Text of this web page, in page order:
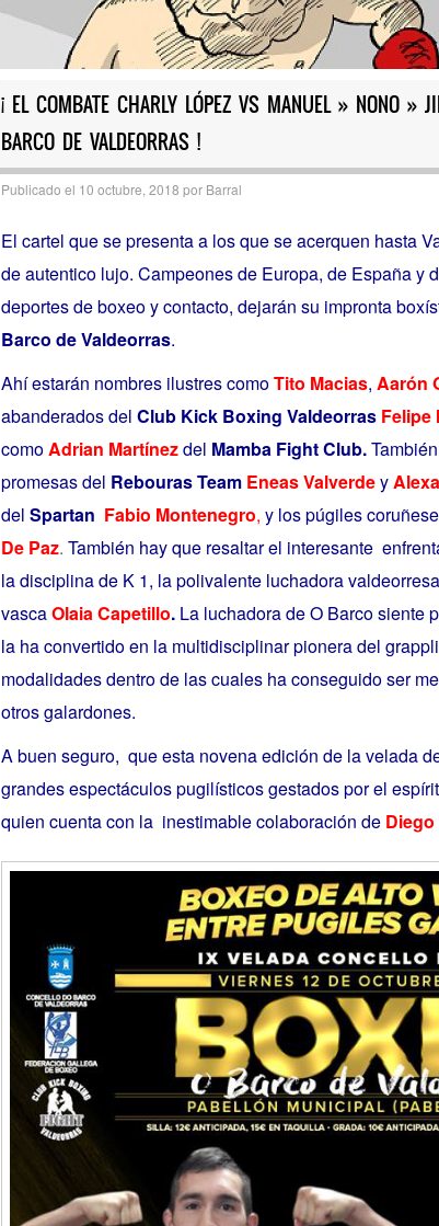
¡ EL COMBATE CHARLY LÓPEZ VS MANUEL » NONO »
BARCO DE VALDEORRAS !
Publicado el 10 octubre, 2018 por Barral
El cartel que se presenta a los que se acerquen hasta
de autentico lujo. Campeones de Europa, de España y
deportes de boxeo y contacto, dejarán su impronta
Barco de Valdeorras.
Ahí estarán nombres ilustres comoTito Macias, Aarón
abanderados del Club Kick Boxing Valdeorras Felipe
comoAdrian Martínezdel Mamba Fight Club.
promesas del Rebouras Team Eneas Valverdey
del Spartan Fabio Montenegro, y los púgiles
De Paz. También hay que resaltar el interesante
la disciplina de K 1, la polivalente luchadora valdeorresa
vascaOlaia Capetillo. La luchadora de O Barco siente
la ha convertido en la multidisciplinar pionera del
modalidades dentro de las cuales ha conseguido ser
otros galardones.
A buen seguro, que esta novena edición de la velada
grandes espectáculos pugilísticos gestados por el
quien cuenta con la inestimable colaboración de Diego